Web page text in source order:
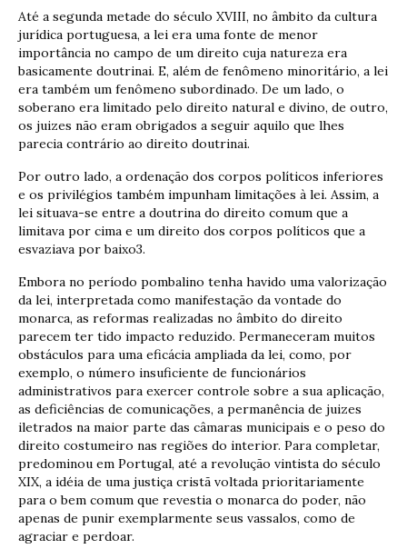
Até a segunda metade do século XVIII, no âmbito da cultura
jurídica portuguesa, a lei era uma fonte de menor
importância no campo de um direito cuja natureza era
basicamente doutrinai. E, além de fenômeno minoritário, a lei
era também um fenômeno subordinado. De um lado, o
soberano era limitado pelo direito natural e divino, de outro,
os juizes não eram obrigados a seguir aquilo que lhes
parecia contrário ao direito doutrinai.
Por outro lado, a ordenação dos corpos políticos inferiores
e os privilégios também impunham limitações à lei. Assim, a
lei situava-se entre a doutrina do direito comum que a
limitava por cima e um direito dos corpos políticos que a
esvaziava por baixo3.
Embora no período pombalino tenha havido uma valorização
da lei, interpretada como manifestação da vontade do
monarca, as reformas realizadas no âmbito do direito
parecem ter tido impacto reduzido. Permaneceram muitos
obstáculos para uma eficácia ampliada da lei, como, por
exemplo, o número insuficiente de funcionários
administrativos para exercer controle sobre a sua aplicação,
as deficiências de comunicações, a permanência de juizes
iletrados na maior parte das câmaras municipais e o peso do
direito costumeiro nas regiões do interior. Para completar,
predominou em Portugal, até a revolução vintista do século
XIX, a idéia de uma justiça cristã voltada prioritariamente
para o bem comum que revestia o monarca do poder, não
apenas de punir exemplarmente seus vassalos, como de
agraciar e perdoar.